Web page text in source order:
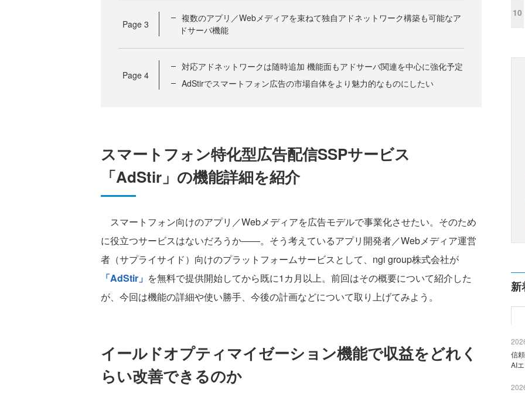
Page 3
複数のアプリ／Webメディアを束ねて独自アドネットワーク構築も可能なア
ドサーバ機能
Page 4
対応アドネットワークは随時追加 機能面もアドサーバ関連を中心に強化予定
AdStirでスマートフォン広告の市場自体をより魅力的なものにしたい
スマートフォン特化型広告配信SSPサービス
「AdStir」の機能詳細を紹介
スマートフォン向けのアプリ／Webメディアを広告モデルで事業化させたい。そのため
に役立つサービスはないだろうか――。そう考えているアプリ開発者／Webメディア運営
者（サプライサイド）向けのプラットフォームサービスとして、ngi group株式会社が
「AdStir」 を無料で提供開始してから既に1カ月以上。前回はその概要について紹介した
が、今回は機能の詳細や使い勝手、今後の計画などについて取り上げてみよう。
イールドオプティマイゼーション機能で収益をどれく
らい改善できるのか
10
新
信
AI